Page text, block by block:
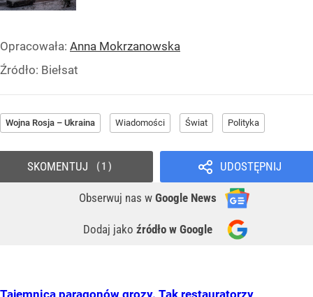
Opracowała: Anna Mokrzanowska
Źródło: Biełsat
Wojna Rosja – Ukraina Wiadomości Świat Polityka
UDOSTĘPNIJ
Obserwuj nas w Google News
Dodaj jako źródło w Google
SKOMENTUJ 1
Tajemnica paragonów grozy. Tak restauratorzy